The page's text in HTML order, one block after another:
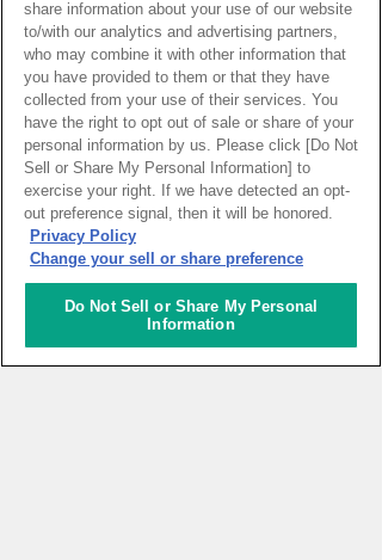
を体験
開催終了
詳細をみる
22
バーチャルアバターをつ
くって変身しよう！
推奨年齢：小学3年生〜
share information about your use of our website
to/with our analytics and advertising partners,
who may combine it with other information that
you have provided to them or that they have
collected from your use of their services. You
have the right to opt out of sale or share of your
personal information by us. Please click [Do Not
Sell or Share My Personal Information] to
exercise your right. If we have detected an opt-
out preference signal, then it will be honored.
Privacy Policy
Change your sell or share preference
Do Not Sell or Share My Personal
Information